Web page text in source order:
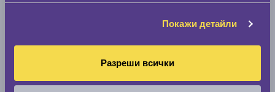
Покажи детайли
Разреши всички